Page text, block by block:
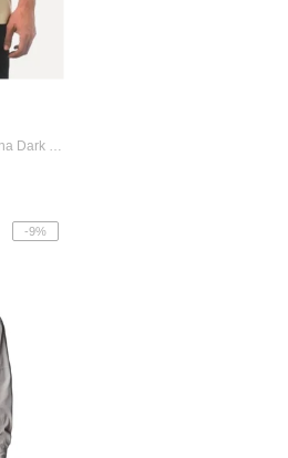
Camiseta Columbia Masculina Dark Logo Areia
-9%